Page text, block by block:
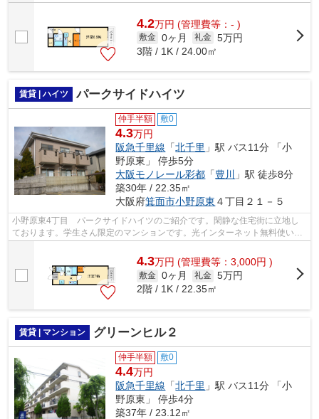
4.2万円 (管理費等：- )
敷金 0ヶ月 礼金 5万円
3階 / 1K / 24.00㎡
賃貸 | ハイツ パークサイドハイツ
仲手半額 敷0
4.3万円
阪急千里線 「北千里 」駅 バス11分 「小
野原東」 停歩5分
大阪モノレール彩都 「豊川
」駅 徒歩8分
築30年 / 22.35㎡
大阪府箕面市小野原東 ４丁目２１－５
小野原東4丁目 パークサイドハイツのご紹介です。閑静な住宅街に立地し
ております。学生さん限定のマンションです。光インターネット無料使い放
4.3万円 (管理費等：3,000円 )
敷金 0ヶ月 礼金 5万円
2階 / 1K / 22.35㎡
賃貸 | マンション グリーンヒル２
仲手半額 敷0
4.4万円
阪急千里線 「北千里 」駅 バス11分 「小
野原東」 停歩4分
築37年 / 23.12㎡